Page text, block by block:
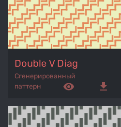
Double V Diag
Сгенерированный
паттерн
remove_red_eye get_app